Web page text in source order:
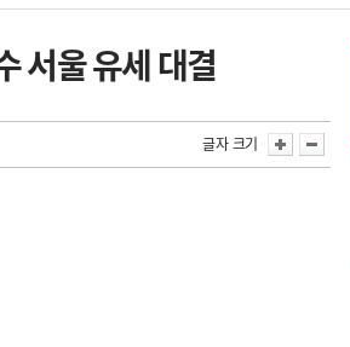
서울 유세 대결
글자 크기